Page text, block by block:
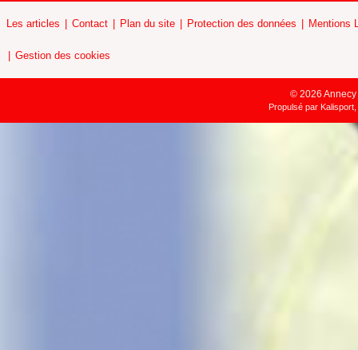
Les articles Contact Plan du site Protection des données Mentions
Gestion des cookies
© 2026
Propulsé par